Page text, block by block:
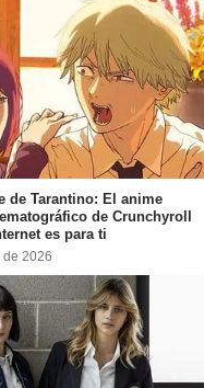
de Tarantino: El anime
de Crunchyroll
es para ti
2026